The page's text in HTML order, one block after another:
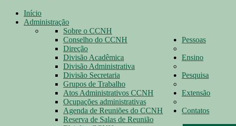
Início
Administração
Sobre o CCNH
Conselho do CCNH
Direção
Divisão Acadêmica
Divisão Administrativa
Divisão Secretaria
Grupos de Trabalho
Atos Administrativos CCNH
Ocupações administrativas
Agenda de Reuniões do CCNH
Reserva de Salas de Reunião
Pessoas
Ensino
Pesquisa
Extensão
Contatos